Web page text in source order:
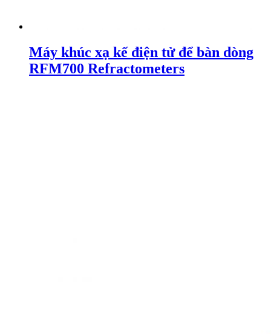
Máy khúc xạ kế điện tử để bàn dòng
RFM700 Refractometers